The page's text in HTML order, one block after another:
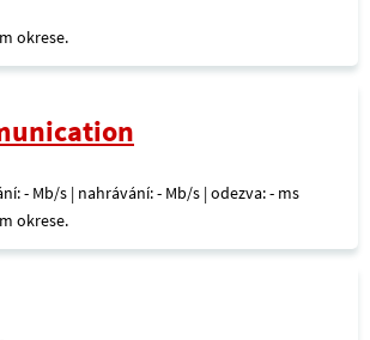
okrese.
- Mb/s | nahrávání: - Mb/s | odezva: - ms
okrese.